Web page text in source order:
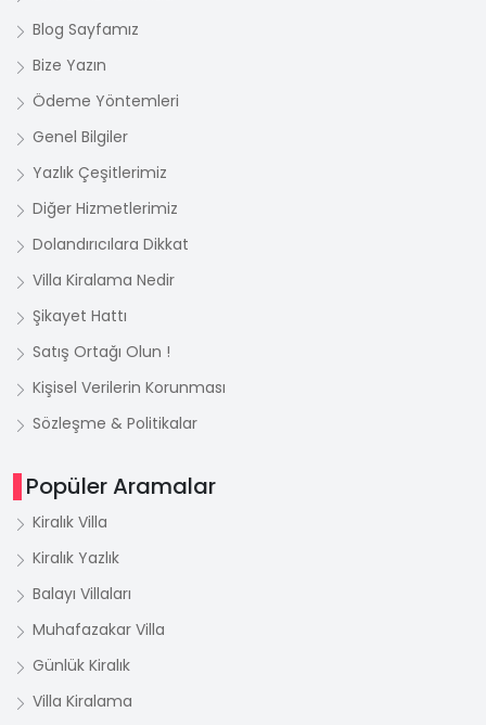
Blog Sayfamız
Bize Yazın
Ödeme Yöntemleri
Genel Bilgiler
Yazlık Çeşitlerimiz
Diğer Hizmetlerimiz
Dolandırıcılara Dikkat
Villa Kiralama Nedir
Şikayet Hattı
Satış Ortağı Olun !
Kişisel Verilerin Korunması
Sözleşme & Politikalar
Popüler Aramalar
Kiralık Villa
Kiralık Yazlık
Balayı Villaları
Muhafazakar Villa
Günlük Kiralık
Villa Kiralama